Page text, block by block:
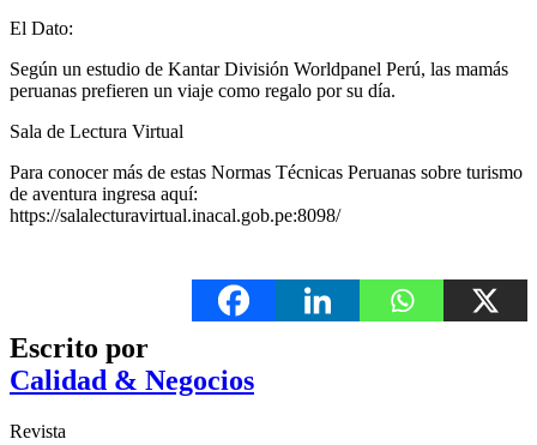
El Dato:
Según un estudio de Kantar División Worldpanel Perú, las mamás
peruanas prefieren un viaje como regalo por su día.
Sala de Lectura Virtual
Para conocer más de estas Normas Técnicas Peruanas sobre turismo
de aventura ingresa aquí:
https://salalecturavirtual.inacal.gob.pe:8098/
Escrito por
Calidad & Negocios
Revista